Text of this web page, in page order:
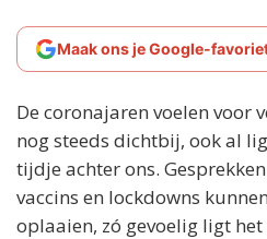
Maak ons je Google-
De coronajaren voelen voor
nog steeds dichtbij, ook al
tijdje achter ons.
vaccins en lockdowns
oplaaien, zó gevoelig ligt het